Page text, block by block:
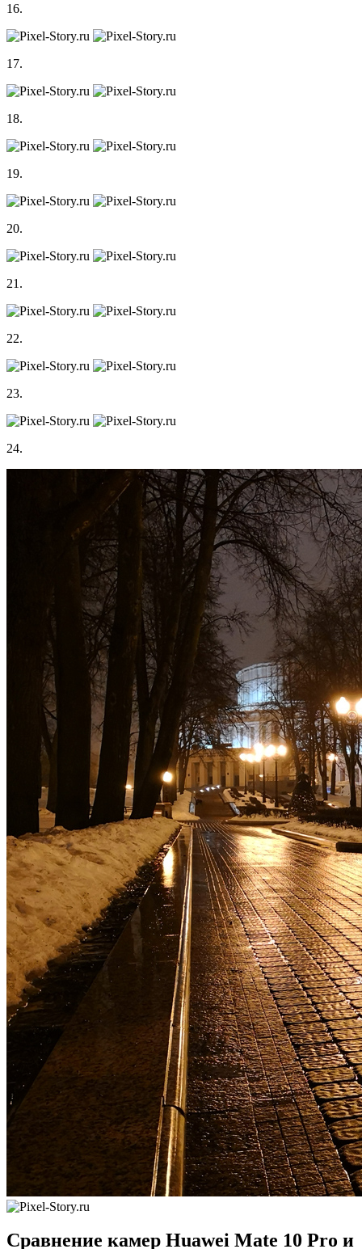
16.
17.
18.
19.
20.
21.
22.
23.
24.
Сравнение камер Huawei Mate 10 Pro и